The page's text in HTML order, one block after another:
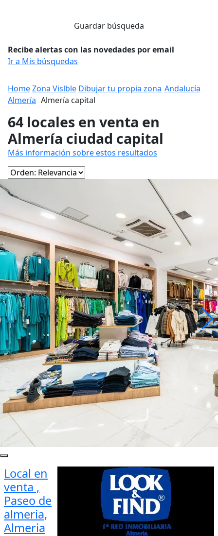
Guardar búsqueda
Recibe alertas con las novedades por email
Ir a Mis búsquedas
HomeZona Vislble Dibujar tu propia zona Andalucía
Almería Almería capital
64 locales en venta en
Almería ciudad capital
Más información sobre estos resultados
Local en
venta ,
Paseo de
almeria,
Almeria